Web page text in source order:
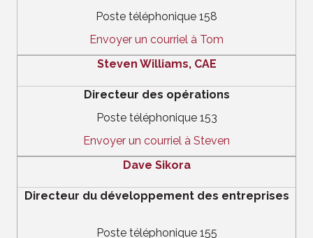
Poste téléphonique 158
Envoyer un courriel à Tom
Steven Williams, CAE
Directeur des opérations
Poste téléphonique 153
Envoyer un courriel à Steven
Dave Sikora
Directeur du développement des entreprises
Poste téléphonique 155